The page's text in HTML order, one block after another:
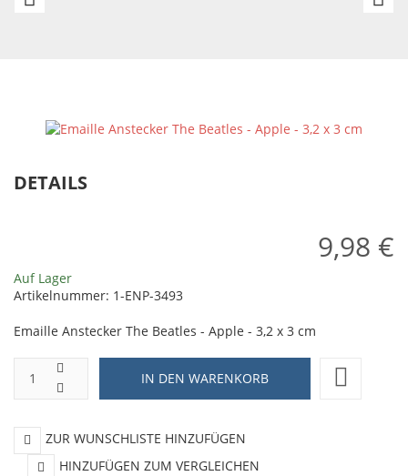
x
2
DETAILS
9,98 €
Auf Lager
Artikelnummer: 1-ENP-3493
Emaille Anstecker The Beatles - Apple - 3,2 x 3 cm
ZUR WUNSCHLISTE HINZUFÜGEN
HINZUFÜGEN ZUM VERGLEICHEN